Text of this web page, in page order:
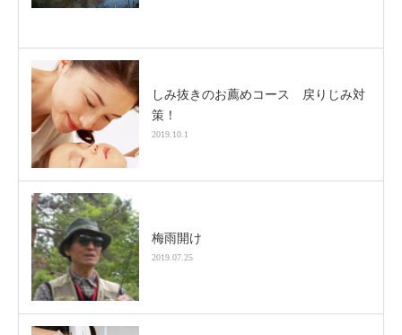
しみ抜きのお薦めコース 戻りじみ対
策！
2019.10.1
梅雨開け
2019.07.25